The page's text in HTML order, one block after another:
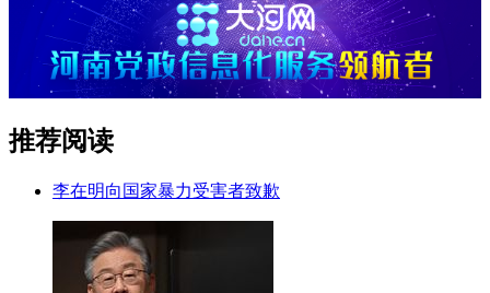
推荐阅读
李在明向国家暴力受害者致歉